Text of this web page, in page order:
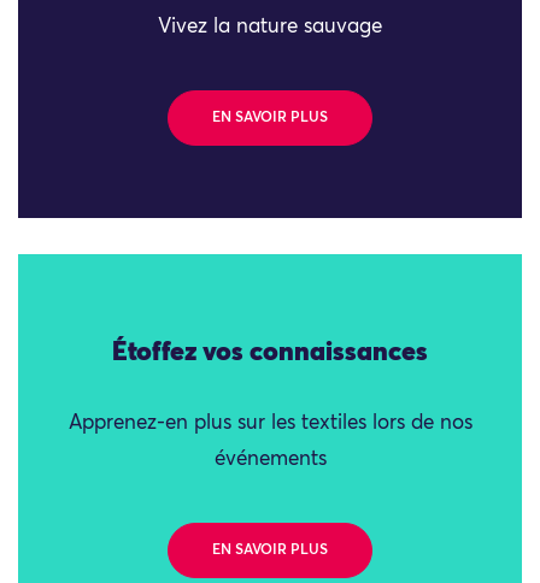
Vivez la nature sauvage
EN SAVOIR PLUS
Étoffez vos connaissances
Apprenez-en plus sur les textiles lors de nos
événements
EN SAVOIR PLUS